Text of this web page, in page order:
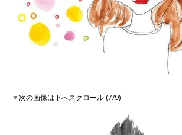
▼次の画像は下へスクロール (7/9)